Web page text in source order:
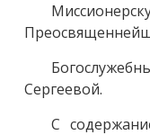
Сергеевой.
С